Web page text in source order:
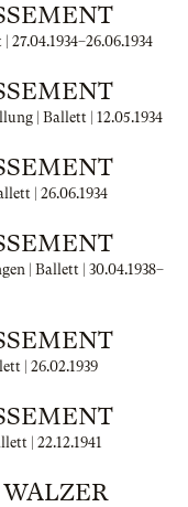
27.04.1934–26.06.1934
| Ballett | 12.05.1934
| 26.06.1934
| Ballett | 30.04.1938–
| 26.02.1939
| 22.12.1941